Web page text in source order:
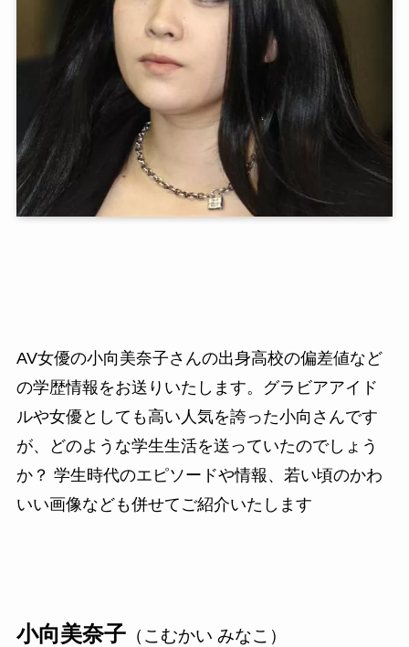
AV女優の小向美奈子さんの出身高校の偏差値など
の学歴情報をお送りいたします。グラビアアイド
ルや女優としても高い人気を誇った小向さんです
が、どのような学生生活を送っていたのでしょう
か？ 学生時代のエピソードや情報、若い頃のかわ
いい画像なども併せてご紹介いたします
小向美奈子（こむかい みなこ）